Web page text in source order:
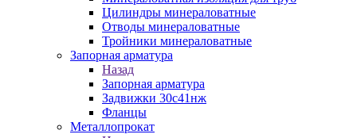
Цилиндры минераловатные
Отводы минераловатные
Тройники минераловатные
Запорная арматура
Назад
Запорная арматура
Задвижки 30с41нж
Фланцы
Металлопрокат